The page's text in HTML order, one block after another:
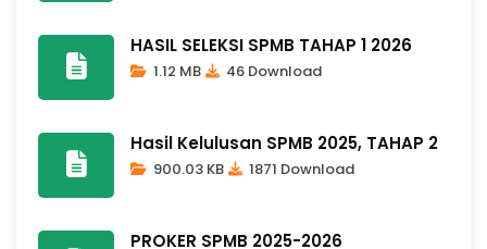
HASIL SELEKSI SPMB TAHAP 1 2026
1.12 MB 46 Download
Hasil Kelulusan SPMB 2025, TAHAP 2
900.03 KB 1871 Download
PROKER SPMB 2025-2026